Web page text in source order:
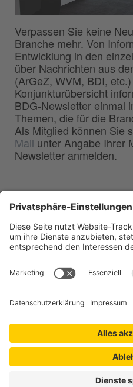
Verpassen Sie keine
Branche mehr. Von
Entwicklung in den
über Nachrichten aus
(ArGeZ, WVM, BDI,
Konjunkturübersicht
BDG-Newsletter einmal
Themen, die für die
Als Mitglied können Sie
Mail unter Angabe Ihrer
Newsletter anmelden.
Deutschen Gießerei-
40549 Düsseldorf
Telefon:0211 - 68 71 - 03
0211 - 68 71 -
E-Mail:info(at)bdguss.de